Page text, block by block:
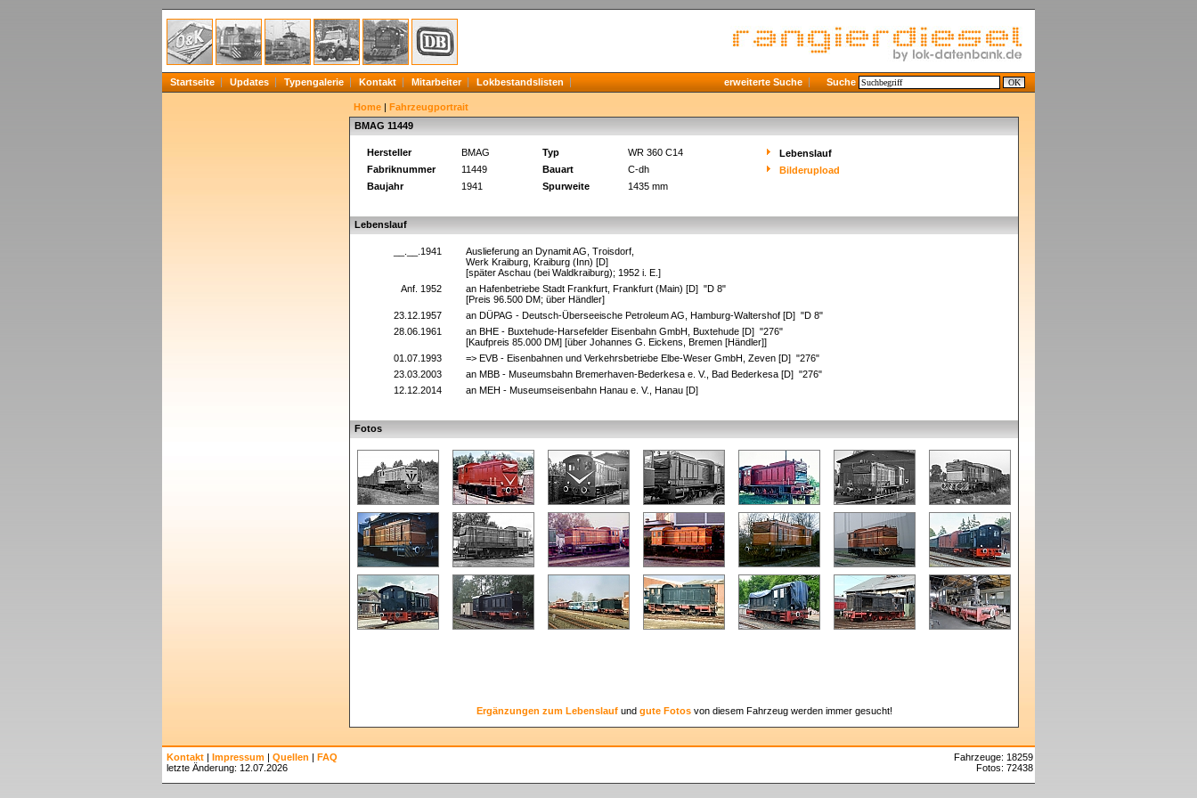
Startseite Updates Typengalerie Kontakt Mitarbeiter Lokbestandslisten erweiterte Suche Suche
Home | Fahrzeugportrait
BMAG 11449
Hersteller BMAG Typ WR 360 C14
Lebenslauf
Fabriknummer
11449 Bauart C-dh
Bilderupload
Baujahr
1941 Spurweite 1435 mm
Lebenslauf
__.__.1941
Auslieferung an Dynamit AG, Troisdorf,
Werk Kraiburg, Kraiburg (Inn) [D]
[später Aschau (bei Waldkraiburg); 1952 i. E.]
Anf. 1952
an Hafenbetriebe Stadt Frankfurt, Frankfurt (Main) [D] "D 8"
[Preis 96.500 DM; über Händler]
23.12.1957
an DÜPAG - Deutsch-Überseeische Petroleum AG, Hamburg-Waltershof [D] "D 8"
28.06.1961
an BHE - Buxtehude-Harsefelder Eisenbahn GmbH, Buxtehude [D] "276"
[Kaufpreis 85.000 DM] [über Johannes G. Eickens, Bremen [Händler]]
01.07.1993
=> EVB - Eisenbahnen und Verkehrsbetriebe Elbe-Weser GmbH, Zeven [D] "276"
23.03.2003
an MBB - Museumsbahn Bremerhaven-Bederkesa e. V., Bad Bederkesa [D] "276"
12.12.2014
an MEH - Museumseisenbahn Hanau e. V., Hanau [D]
Fotos
Ergänzungen zum Lebenslaufund gute Fotosvon diesem Fahrzeug werden immer gesucht!
Kontakt | Impressum | Quellen | FAQ
letzte Änderung: 12.07.2026
Fahrzeuge: 18259
Fotos: 72438